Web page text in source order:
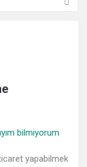
yapabilmek